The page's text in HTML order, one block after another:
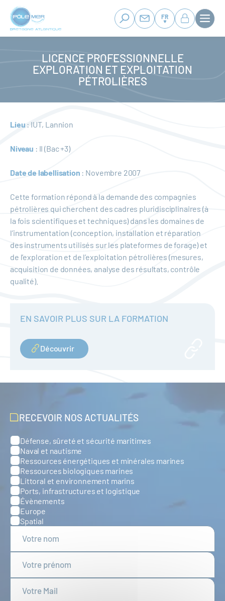
Panneau de gestion des cookies
Aller
contenu
FR
LICENCE PROFESSIONNELLE
EXPLORATION ET EXPLOITATION
PÉTROLIÈRES
Lieu : IUT, Lannion
Niveau : II (Bac +3)
Date de labellisation : Novembre 2007
Cette formation répond à la demande des compagnies
pétrolières qui cherchent des cadres pluridisciplinaires (à
la fois scientifiques et techniques) dans les domaines de
l’instrumentation (conception, installation et réparation
des instruments utilisés sur les plateformes de forage) et
de l’exploration et de l’exploitation pétrolières (mesures,
acquisition de données, analyse des résultats, contrôle
qualité).
EN SAVOIR PLUS SUR LA FORMATION
Découvrir
RECEVOIR NOS ACTUALITÉS
Catégories
Défense, sûreté et sécurité maritimes
Naval et nautisme
Ressources énergétiques et minérales marines
Ressources biologiques marines
Littoral et environnement marins
Ports, infrastructures et logistique
Évènements
Europe
Spatial